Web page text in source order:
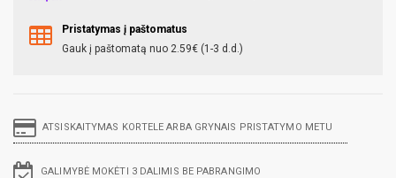
Pristatymas į paštomatus
Gauk į paštomatą nuo 2.59€ (1-3 d.d.)
ATSISKAITYMAS KORTELE ARBA GRYNAIS PRISTATYMO METU
GALIMYBĖ MOKĖTI 3 DALIMIS BE PABRANGIMO